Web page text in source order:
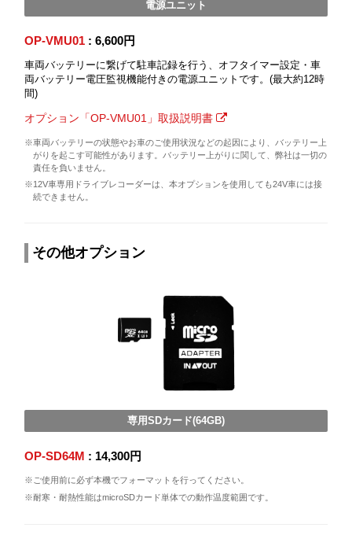
電源ユニット
OP-VMU01 : 6,600円
車両バッテリーに繋げて駐車記録を行う、オフタイマー設定・車
両バッテリー電圧監視機能付きの電源ユニットです。(最大約12時
間)
オプション「OP-VMU01」取扱説明書
※車両バッテリーの状態やお車のご使用状況などの起因により、バッテリー上
がりを起こす可能性があります。バッテリー上がりに関して、弊社は一切の
責任を負いません。
※12V車専用ドライブレコーダーは、本オプションを使用しても24V車には接
続できません。
その他オプション
専用SDカード(64GB)
OP-SD64M : 14,300円
※ご使用前に必ず本機でフォーマットを行ってください。
※耐寒・耐熱性能はmicroSDカード単体での動作温度範囲です。